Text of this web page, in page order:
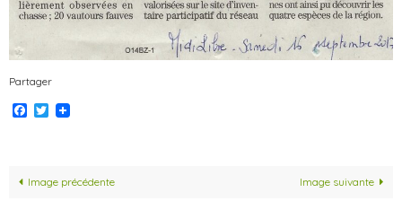
Partager
Facebook
Twitter
Image précédente Image suivante